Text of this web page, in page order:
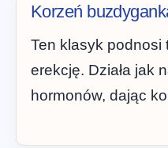
Korzeń
Ten klasyk podnosi
erekcję. Działa jak
hormonów, dając